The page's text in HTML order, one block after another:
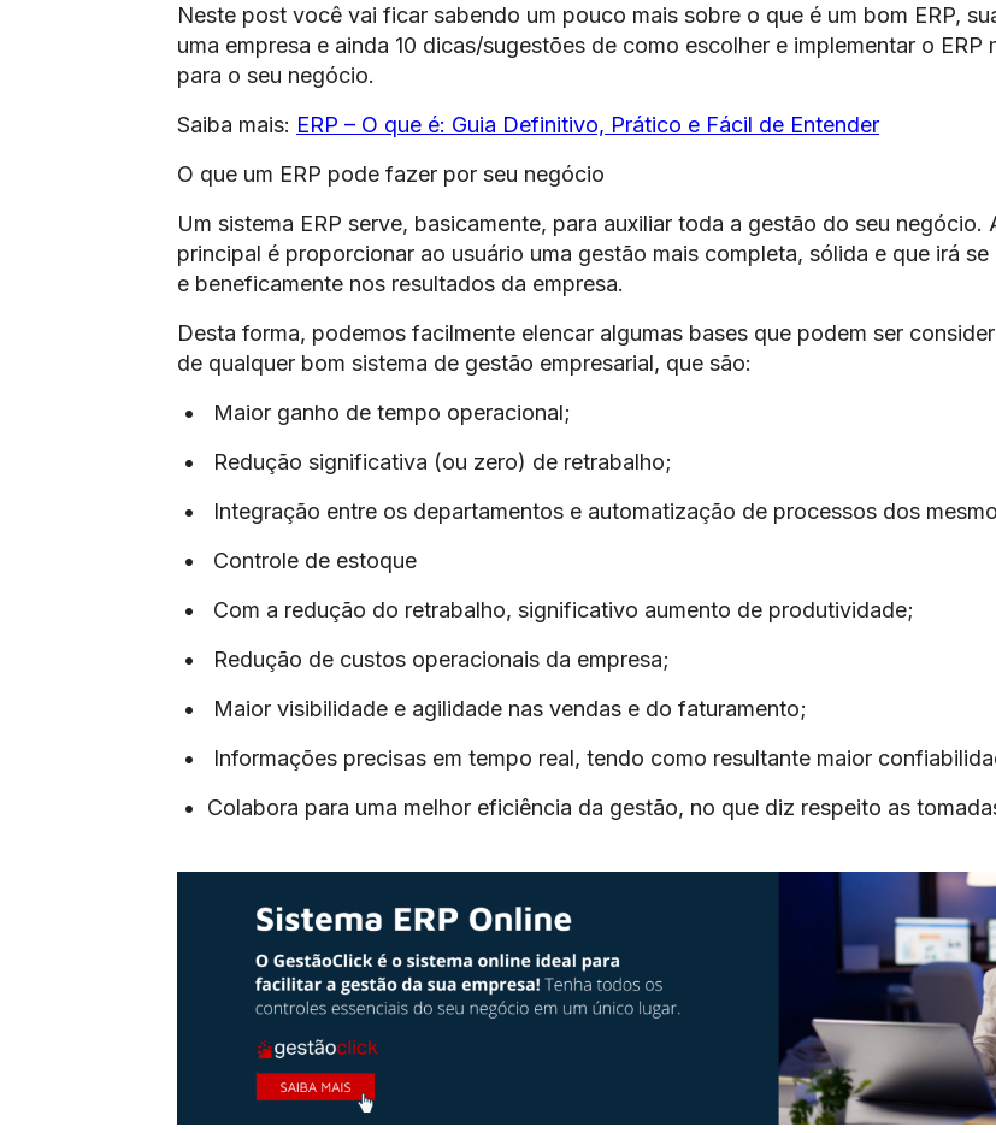
Neste post você vai ficar sabendo um pouco mais sobre o que é um bom ERP,
uma empresa e ainda 10 dicas/sugestões de como escolher e implementar o ERP
para o seu negócio.
Saiba mais: ERP – O que é: Guia Definitivo, Prático e Fácil de Entender
O que um ERP pode fazer por seu negócio
Um sistema ERP serve, basicamente, para auxiliar toda a gestão do seu negócio.
principal é proporcionar ao usuário uma gestão mais completa, sólida e que irá
e beneficamente nos resultados da empresa.
Desta forma, podemos facilmente elencar algumas bases que podem ser
de qualquer bom sistema de gestão empresarial, que são:
• Maior ganho de tempo operacional;
• Redução significativa (ou zero) de retrabalho;
• Integração entre os departamentos e automatização de processos dos
• Controle de estoque
• Com a redução do retrabalho, significativo aumento de produtividade;
• Redução de custos operacionais da empresa;
• Maior visibilidade e agilidade nas vendas e do faturamento;
• Informações precisas em tempo real, tendo como resultante maior
• Colabora para uma melhor eficiência da gestão, no que diz respeito as